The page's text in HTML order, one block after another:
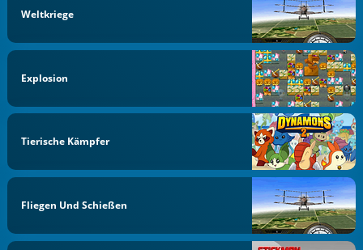
Weltkriege
Explosion
Tierische Kämpfer
Fliegen Und Schießen